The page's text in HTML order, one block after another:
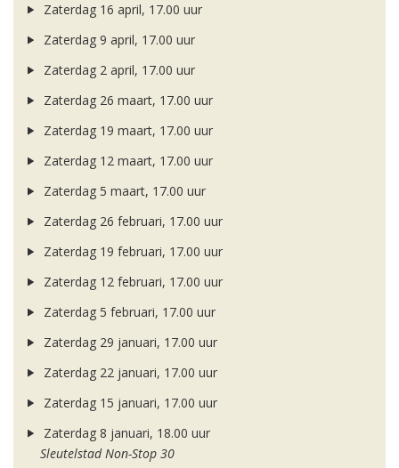
Zaterdag 16 april, 17.00 uur
Zaterdag 9 april, 17.00 uur
Zaterdag 2 april, 17.00 uur
Zaterdag 26 maart, 17.00 uur
Zaterdag 19 maart, 17.00 uur
Zaterdag 12 maart, 17.00 uur
Zaterdag 5 maart, 17.00 uur
Zaterdag 26 februari, 17.00 uur
Zaterdag 19 februari, 17.00 uur
Zaterdag 12 februari, 17.00 uur
Zaterdag 5 februari, 17.00 uur
Zaterdag 29 januari, 17.00 uur
Zaterdag 22 januari, 17.00 uur
Zaterdag 15 januari, 17.00 uur
Zaterdag 8 januari, 18.00 uur
Sleutelstad Non-Stop 30